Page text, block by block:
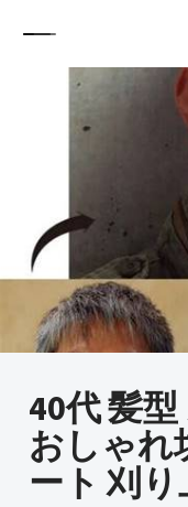
40代 髪
おしゃれ
ート 刈り